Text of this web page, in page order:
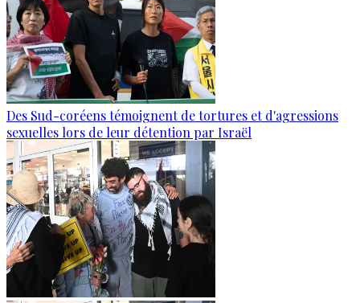
Des Sud-coréens témoignent de tortures et d'agressions
sexuelles lors de leur détention par Israël